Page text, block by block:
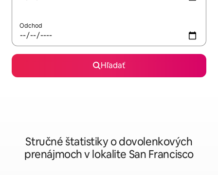
Odchod
Hľadať
Stručné štatistiky o dovolenkových
prenájmoch v lokalite San Francisco